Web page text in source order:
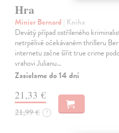
Hra
Minier Bernard | Kniha
Devátý případ ostříleného
netrpělivě očekávaném thrilleru
internetu začne šířit true crime
vrahovi Julianu…
Zasielame do 14 dní
21,33 €
21,99 € ?